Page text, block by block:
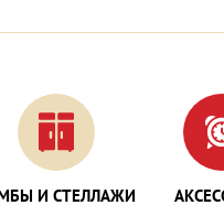
И СТЕЛЛАЖИ